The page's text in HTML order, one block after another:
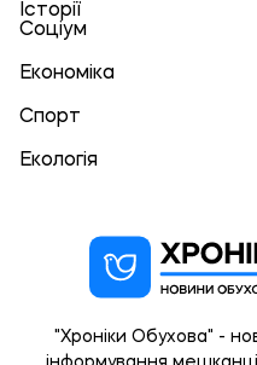
Історії
Соціум
Економіка
Спорт
Екологія
"Хроніки Обухова" -